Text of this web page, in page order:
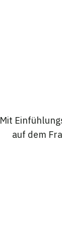
Mit
auf dem